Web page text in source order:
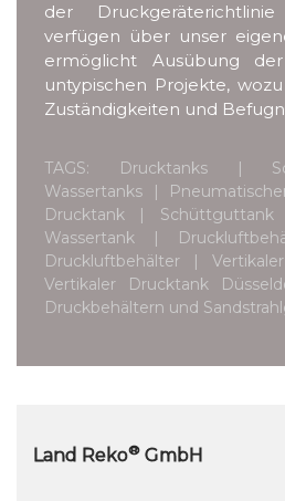
der
verfügen über unser
ermöglicht Ausübung
untypischen Projekte,
Zuständigkeiten und
TAGS: Drucktanks |
Wassertanks |
Drucktank |
Wassertank |
Druckluftbehälter |
Vertikaler Drucktank
Druckbehältern und
Land Reko® GmbH